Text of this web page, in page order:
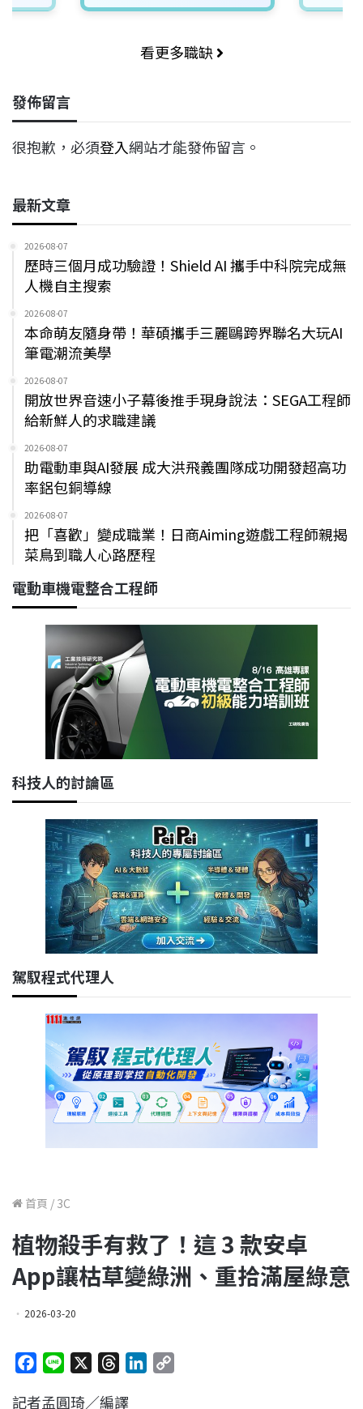
看更多職缺
發佈留言
很抱歉，必須登入網站才能發佈留言。
最新文章
2026-08-07
歷時三個月成功驗證！Shield AI 攜手中科院完成無
人機自主搜索
2026-08-07
本命萌友隨身帶！華碩攜手三麗鷗跨界聯名大玩AI
筆電潮流美學
2026-08-07
開放世界音速小子幕後推手現身說法：SEGA工程師
給新鮮人的求職建議
2026-08-07
助電動車與AI發展 成大洪飛義團隊成功開發超高功
率鋁包銅導線
2026-08-07
把「喜歡」變成職業！日商Aiming遊戲工程師親揭
菜鳥到職人心路歷程
電動車機電整合工程師
科技人的討論區
駕馭程式代理人